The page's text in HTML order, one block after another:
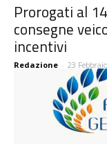
Prorogati al
consegne
incentivi
Redazione - 23